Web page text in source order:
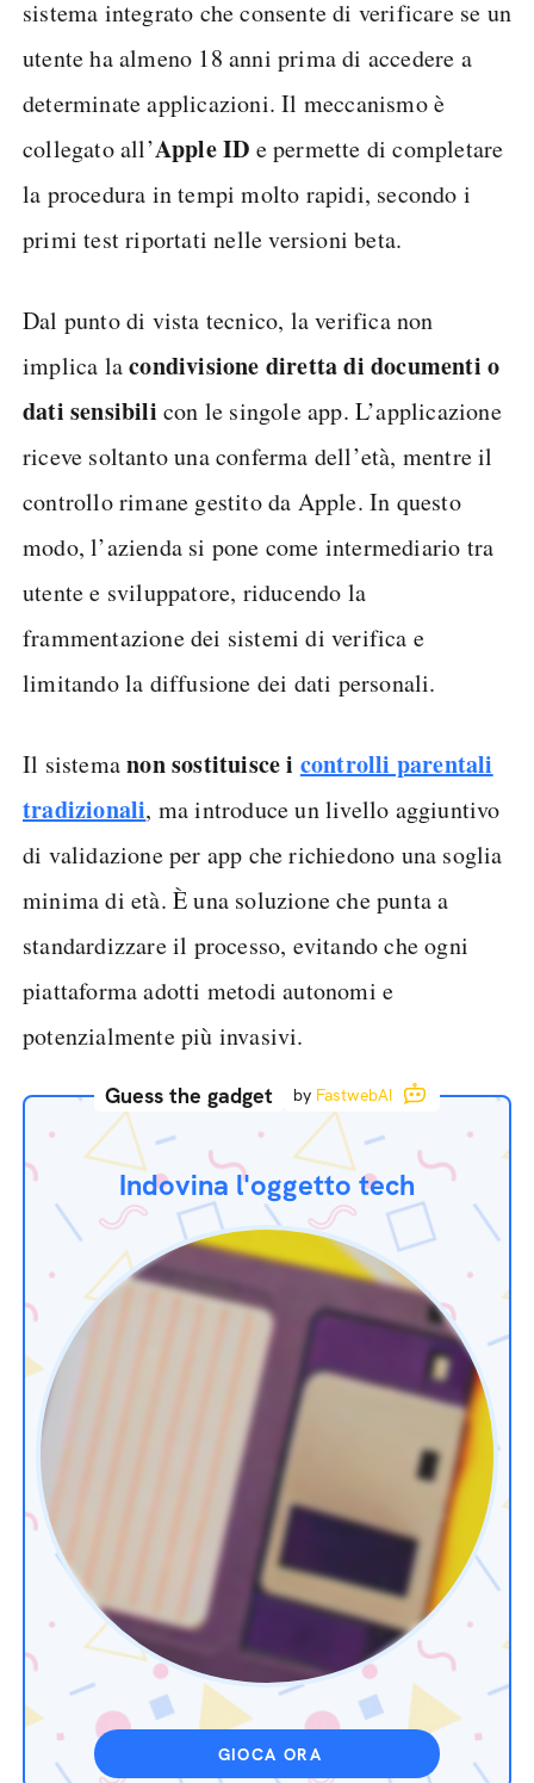
sistema integrato che consente di verificare se un
utente ha almeno 18 anni prima di accedere a
determinate applicazioni. Il meccanismo è
collegato all’Apple ID e permette di completare
la procedura in tempi molto rapidi, secondo i
primi test riportati nelle versioni beta.
Dal punto di vista tecnico, la verifica non
implica lacondivisione diretta di documenti o
dati sensibili con le singole app. L’applicazione
riceve soltanto una conferma dell’età, mentre il
controllo rimane gestito da Apple. In questo
modo, l’azienda si pone come intermediario tra
utente e sviluppatore, riducendo la
frammentazione dei sistemi di verifica e
limitando la diffusione dei dati personali.
Il sistemanon sostituisce i controlli parentali
tradizionali, ma introduce un livello aggiuntivo
di validazione per app che richiedono una soglia
minima di età. È una soluzione che punta a
standardizzare il processo, evitando che ogni
piattaforma adotti metodi autonomi e
potenzialmente più invasivi.
Guess the gadget by FastwebAI
Indovina l'oggetto tech
GIOCA ORA